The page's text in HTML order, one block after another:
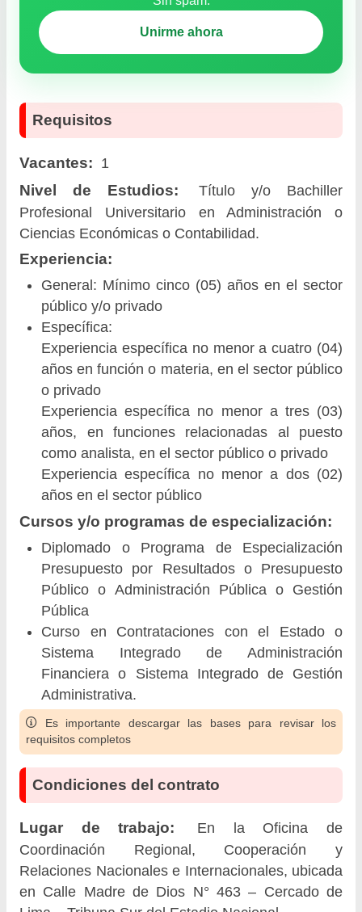
Unirme ahora
Requisitos
Vacantes: 1
Nivel de Estudios:
Título y/o Bachiller
Profesional Universitario en Administración o
Ciencias Económicas o Contabilidad.
Experiencia:
General: Mínimo cinco (05) años en el sector
público y/o privado
Específica:
Experiencia específica no menor a cuatro (04)
años en función o materia, en el sector público
o privado
Experiencia específica no menor a tres (03)
años, en funciones relacionadas al puesto
como analista, en el sector público o privado
Experiencia específica no menor a dos (02)
años en el sector público
Cursos y/o programas de especialización:
Diplomado o Programa de Especialización
Presupuesto por Resultados o Presupuesto
Público o Administración Pública o Gestión
Pública
Curso en Contrataciones con el Estado o
Sistema Integrado de Administración
Financiera o Sistema Integrado de Gestión
Administrativa.
Es importante descargar las bases para revisar los
requisitos completos
Condiciones del contrato
Lugar de trabajo:
En la Oficina de
Coordinación Regional, Cooperación y
Relaciones Nacionales e Internacionales, ubicada
en Calle Madre de Dios N° 463 – Cercado de